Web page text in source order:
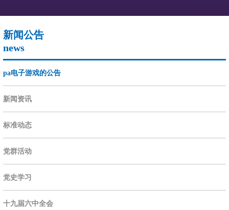
新闻公告
news
pa电子游戏的公告
新闻资讯
标准动态
党群活动
党史学习
十九届六中全会